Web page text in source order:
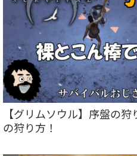
【グリムソウル】序盤の
の狩り方！